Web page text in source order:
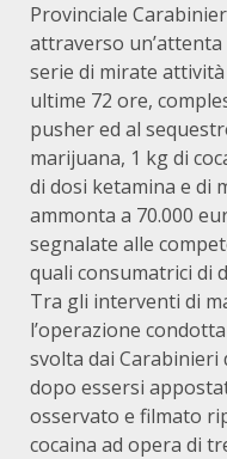
Provinciale
attraverso
serie di mirate
ultime 72 ore,
pusher ed al
marijuana, 1 kg di
di dosi ketamina e di
ammonta a 70.000
segnalate alle
quali consumatrici di
Tra gli interventi di
l’operazione
svolta dai Carabinieri
dopo essersi
osservato e filmato
cocaina ad opera di